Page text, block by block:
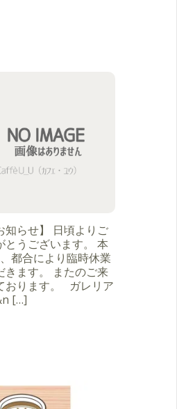
知らせ】 日頃よりご
とうございます。 本
都合により臨時休業
きます。 またのご来
おります。 ガレリア
[…]